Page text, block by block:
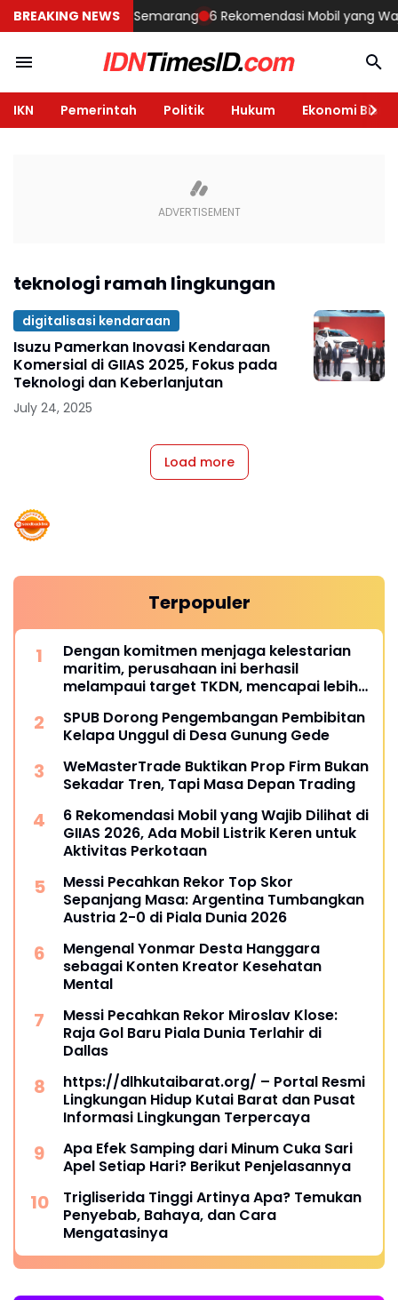
BREAKING NEWS
Rumah di Semarang 6 Rekomendasi Mobil yang
IKN Pemerintah Politik Hukum Ekonomi Bisnis
teknologi ramah lingkungan
digitalisasi kendaraan
Isuzu Pamerkan Inovasi Kendaraan
Komersial di GIIAS 2025, Fokus pada
Teknologi dan Keberlanjutan
July 24, 2025
Load more
Terpopuler
Dengan komitmen menjaga kelestarian
maritim, perusahaan ini berhasil
melampaui target TKDN, mencapai lebih
SPUB Dorong Pengembangan Pembibitan
Kelapa Unggul di Desa Gunung Gede
WeMasterTrade Buktikan Prop Firm Bukan
Sekadar Tren, Tapi Masa Depan Trading
6 Rekomendasi Mobil yang Wajib Dilihat di
GIIAS 2026, Ada Mobil Listrik Keren untuk
Aktivitas Perkotaan
Messi Pecahkan Rekor Top Skor
Sepanjang Masa: Argentina Tumbangkan
Austria 2-0 di Piala Dunia 2026
Mengenal Yonmar Desta Hanggara
sebagai Konten Kreator Kesehatan
Mental
Messi Pecahkan Rekor Miroslav Klose:
Raja Gol Baru Piala Dunia Terlahir di
Dallas
https://dlhkutaibarat.org/ – Portal Resmi
Lingkungan Hidup Kutai Barat dan Pusat
Informasi Lingkungan Terpercaya
Apa Efek Samping dari Minum Cuka Sari
Apel Setiap Hari? Berikut Penjelasannya
Trigliserida Tinggi Artinya Apa? Temukan
Penyebab, Bahaya, dan Cara
Mengatasinya